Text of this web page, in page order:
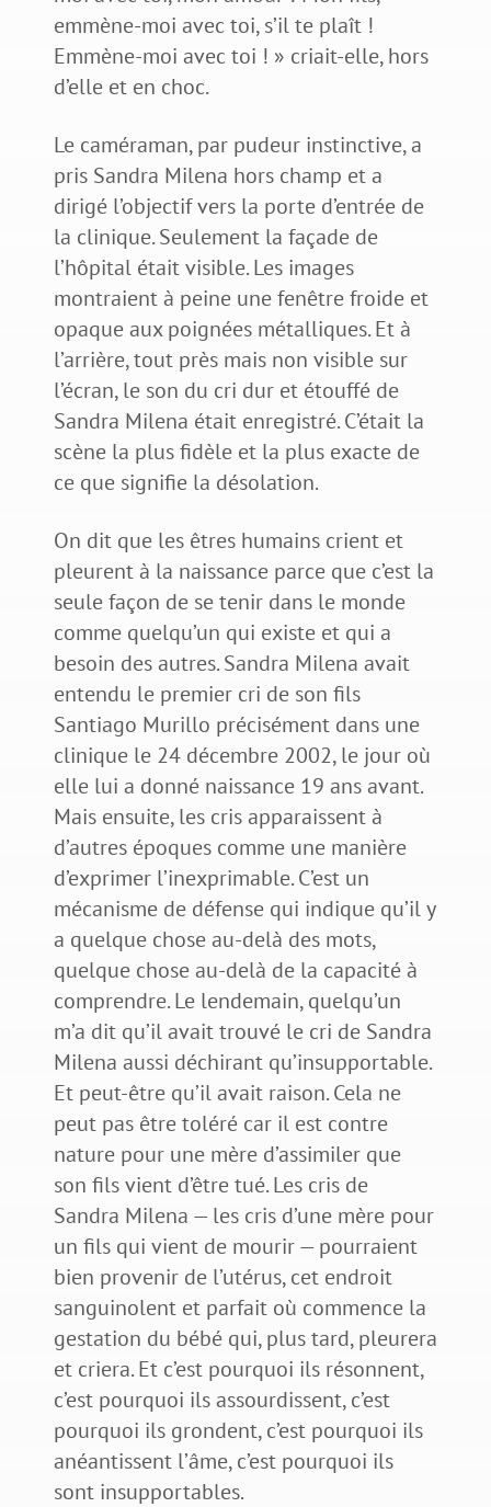
emmène-moi avec toi, s’il te plaît !
Emmène-moi avec toi ! » criait-elle, hors
d’elle et en choc.
Le caméraman, par pudeur instinctive, a
pris Sandra Milena hors champ et a
dirigé l’objectif vers la porte d’entrée de
la clinique. Seulement la façade de
l’hôpital était visible. Les images
montraient à peine une fenêtre froide et
opaque aux poignées métalliques. Et à
l’arrière, tout près mais non visible sur
l’écran, le son du cri dur et étouffé de
Sandra Milena était enregistré. C’était la
scène la plus fidèle et la plus exacte de
ce que signifie la désolation.
On dit que les êtres humains crient et
pleurent à la naissance parce que c’est la
seule façon de se tenir dans le monde
comme quelqu’un qui existe et qui a
besoin des autres. Sandra Milena avait
entendu le premier cri de son fils
Santiago Murillo précisément dans une
clinique le 24 décembre 2002, le jour où
elle lui a donné naissance 19 ans avant.
Mais ensuite, les cris apparaissent à
d’autres époques comme une manière
d’exprimer l’inexprimable. C’est un
mécanisme de défense qui indique qu’il y
a quelque chose au-delà des mots,
quelque chose au-delà de la capacité à
comprendre. Le lendemain, quelqu’un
m’a dit qu’il avait trouvé le cri de Sandra
Milena aussi déchirant qu’insupportable.
Et peut-être qu’il avait raison. Cela ne
peut pas être toléré car il est contre
nature pour une mère d’assimiler que
son fils vient d’être tué. Les cris de
Sandra Milena — les cris d’une mère pour
un fils qui vient de mourir — pourraient
bien provenir de l’utérus, cet endroit
sanguinolent et parfait où commence la
gestation du bébé qui, plus tard, pleurera
et criera. Et c’est pourquoi ils résonnent,
c’est pourquoi ils assourdissent, c’est
pourquoi ils grondent, c’est pourquoi ils
anéantissent l’âme, c’est pourquoi ils
sont insupportables.